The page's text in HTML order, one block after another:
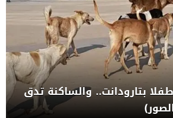
بتارودانت.. والساكنة تدق